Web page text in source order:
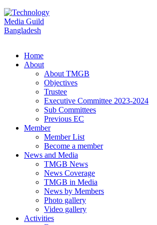
Home
About
About TMGB
Objectives
Trustee
Executive Committee 2023-2024
Sub Committees
Previous EC
Member
Member List
Become a member
News and Media
TMGB News
News Coverage
TMGB in Media
News by Members
Photo gallery
Video gallery
Activities